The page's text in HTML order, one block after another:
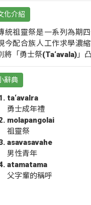
化介紹
統祖靈祭是一系列為期
今配合族人工作求學濃
將「勇士祭(Ta‘avala)」
辭典
ta‘avalra
勇士成年禮
molapangolai
祖靈祭
asavasavahe
男性青年
atamatama
父字輩的稱呼